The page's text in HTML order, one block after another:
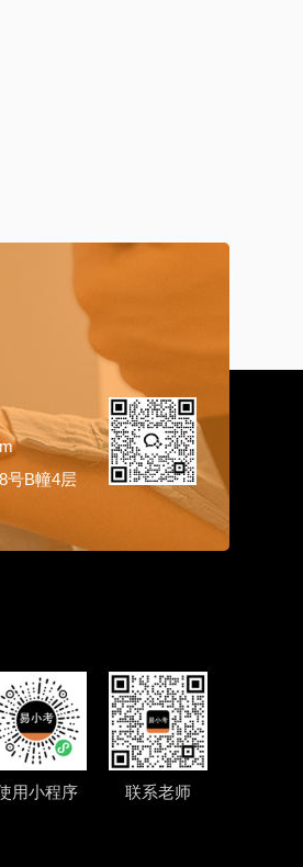
号B幢4层
用小程序 联系老师